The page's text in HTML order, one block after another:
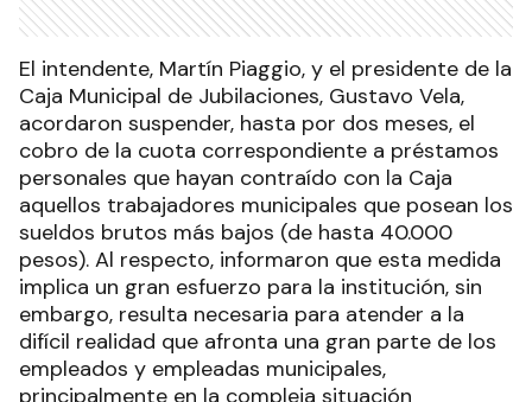
El intendente, Martín Piaggio, y el presidente de la
Caja Municipal de Jubilaciones, Gustavo Vela,
acordaron suspender, hasta por dos meses, el
cobro de la cuota correspondiente a préstamos
personales que hayan contraído con la Caja
aquellos trabajadores municipales que posean los
sueldos brutos más bajos (de hasta 40.000
pesos). Al respecto, informaron que esta medida
implica un gran esfuerzo para la institución, sin
embargo, resulta necesaria para atender a la
difícil realidad que afronta una gran parte de los
empleados y empleadas municipales,